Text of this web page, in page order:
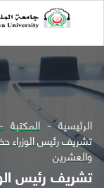
الرئيسية المكتبة
تشريف رئيس الوزراء
والعشرين
تشريف رئيس